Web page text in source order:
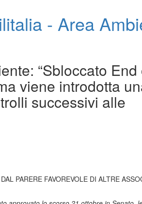
- Area
“Sbloccato End
viene introdotta
successivi alle
PARERE FAVOREVOLE DI ALTRE